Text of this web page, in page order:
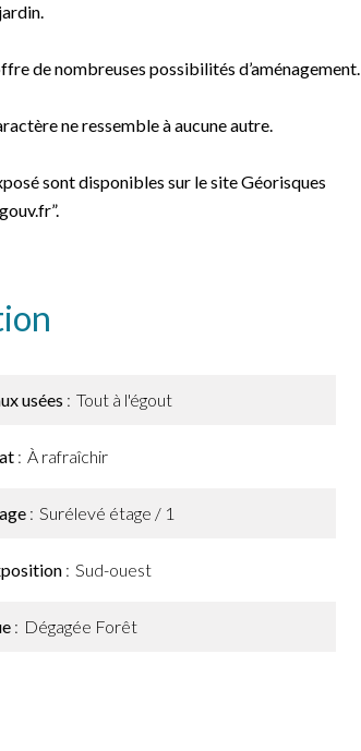
de nombreuses possibilités d’aménagement.
ne ressemble à aucune autre.
sont disponibles sur le site Géorisques
usées Tout à l'égout
À rafraîchir
Surélevé étage / 1
Sud-ouest
Dégagée Forêt